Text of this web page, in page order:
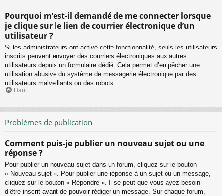
Pourquoi m’est-il demandé de me connecter lorsque
je clique sur le lien de courrier électronique d’un
utilisateur ?
Si les administrateurs ont activé cette fonctionnalité, seuls les utilisateurs
inscrits peuvent envoyer des courriers électroniques aux autres
utilisateurs depuis un formulaire dédié. Cela permet d’empêcher une
utilisation abusive du système de messagerie électronique par des
utilisateurs malveillants ou des robots.
Haut
Problèmes de publication
Comment puis-je publier un nouveau sujet ou une
réponse ?
Pour publier un nouveau sujet dans un forum, cliquez sur le bouton
« Nouveau sujet ». Pour publier une réponse à un sujet ou un message,
cliquez sur le bouton « Répondre ». Il se peut que vous ayez besoin
d’être inscrit avant de pouvoir rédiger un message. Sur chaque forum,